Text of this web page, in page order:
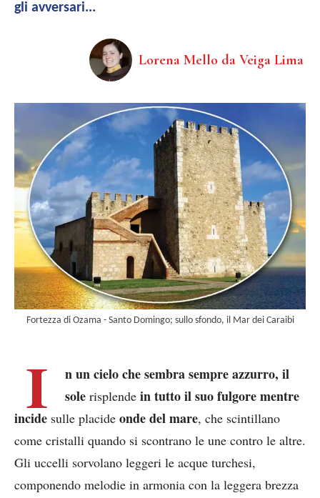
gli avversari...
Lorena Mello da Veiga Lima
Fortezza di Ozama - Santo Domingo; sullo sfondo, il Mar dei Caraibi
I n un cielo che sembra sempre azzurro, il
sole risplende in tutto il suo fulgorementre
incide sulle placide onde del mare, che scintillano
come cristalli quando si scontrano le une contro le altre.
Gli uccelli sorvolano leggeri le acque turchesi,
componendo melodie in armonia con la leggera brezza